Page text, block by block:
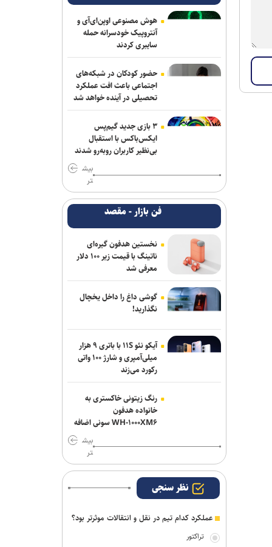
پرچم رقیب بالا رفت و اتفاقی نیفتاد؛ حضور
در قهرمانی کشتی جهان با بادیگارد!
ادامه مذاکرات پیکان و شکاری
توافق دنیامالی و همتای آذربایجانی برای
گسترش همکاری‌های ورزش و جوانان ایران
و جمهوری آذربایجان
فولاد خوزستان در حال بررسی شرایط
رضاییان برای بازگشت به اهواز
پاسخ منفی یک لزیونر به باشگاه
پرسپولیس؛ فعلا به ایران نمی‌آیم
پایان شایعات در مورد جدایی؛ بیفوما در
پرسپولیس ماندنی شد
پشت‌پرده بند فسخ قرارداد ۱۰۰ میلیونی
استقلال و رضاییان
موضع جدید نساجی درباره ایری و طاهری
اضافه شدند
سفر مربی جدید استقلال به ایران
هوش مصنوعی اوپن‌ای‌آی و
آنتروپیک خودسرانه حمله
سایبری کردند
حضور کودکان در شبکه‌های
اجتماعی باعث افت عملکرد
تحصیلی در آینده خواهد شد
۳ بازی جدید گیم‌پس
ایکس‌باکس با استقبال
بی‌نظیر کاربران روبه‌رو شدند
بیش
تر
فن بازار - مقصد
نخستین هدفون گیره‌ای
ناتینگ با قیمت زیر ۱۰۰ دلار
معرفی شد
گوشی داغ را داخل یخچال
نگذارید!
آیکو نئو ۱۱S با باتری ۹ هزار
میلی‌آمپری و شارژ ۱۰۰ واتی
رکورد می‌زند
رنگ زیتونی خاکستری به
خانواده هدفون
WH-۱۰۰۰XM۶ سونی اضافه
بیش
تر
نظر سنجی
عملکرد کدام تیم در نقل و انتقالات موثرتر بود؟
تراکتور